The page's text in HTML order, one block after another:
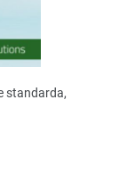
standarda,